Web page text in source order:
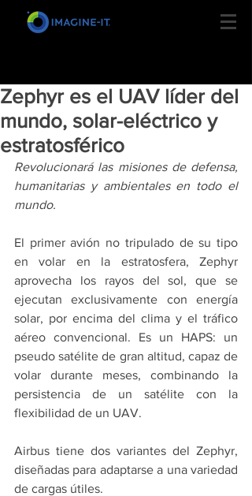
Zephyr es el UAV líder del
mundo, solar-eléctrico y
estratosférico
Revolucionará las misiones de defensa,
humanitarias y ambientales en todo el
mundo.
El primer avión no tripulado de su tipo
en volar en la estratosfera, Zephyr
aprovecha los rayos del sol, que se
ejecutan exclusivamente con energía
solar, por encima del clima y el tráfico
aéreo convencional. Es un HAPS: un
pseudo satélite de gran altitud, capaz de
volar durante meses, combinando la
persistencia de un satélite con la
flexibilidad de un UAV.
Airbus tiene dos variantes del Zephyr,
diseñadas para adaptarse a una variedad
de cargas útiles.